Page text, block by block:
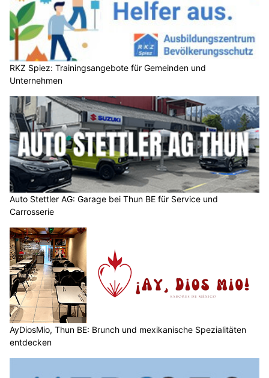
RKZ Spiez: Trainingsangebote für Gemeinden und
Unternehmen
Auto Stettler AG: Garage bei Thun BE für Service und
Carrosserie
AyDiosMio, Thun BE: Brunch und mexikanische Spezialitäten
entdecken